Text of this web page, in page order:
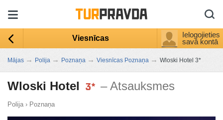
Viesnīcas
Ielogojieties
savā kontā
Mājas → Polija → Poznaņa → Viesnīcas Poznaņa → Wloski Hotel 3*
Wloski Hotel – Atsauksmes
Polija › Poznaņa